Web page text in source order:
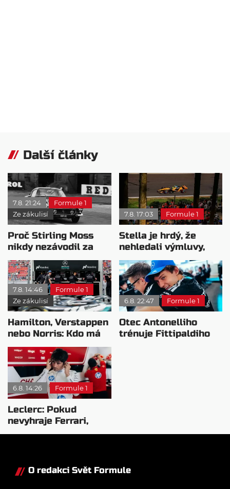
Další články
7.8. 21:24
Formule 1
Ze zákulisí
Proč Stirling Moss
nikdy nezávodil za
Ferrariho
7.8. 17:03 Formule 1
Stella je hrdý, že
nehledali výmluvy,
proč nedokážou
bojovat o titul
7.8. 14:46
Formule 1
Ze zákulisí
Hamilton, Verstappen
nebo Norris: Kdo má
nejvyšší plat?
6.8. 22:47 Formule 1
Otec Antonelliho
trénuje Fittipaldiho
6.8. 14:26 Formule 1
Leclerc: Pokud
nevyhraje Ferrari,
přeji titul
O redakci Svět Formule